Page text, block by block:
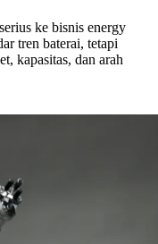
ke bisnis energy
tren baterai, tetapi
kapasitas, dan arah